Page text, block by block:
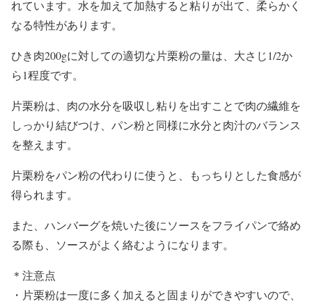
れています。水を加えて加熱すると粘りが出て、柔らかく
なる特性があります。
ひき肉200gに対しての適切な片栗粉の量は、大さじ1/2か
ら1程度です。
片栗粉は、肉の水分を吸収し粘りを出すことで肉の繊維を
しっかり結びつけ、パン粉と同様に水分と肉汁のバランス
を整えます。
片栗粉をパン粉の代わりに使うと、もっちりとした食感が
得られます。
また、ハンバーグを焼いた後にソースをフライパンで絡め
る際も、ソースがよく絡むようになります。
＊注意点
・片栗粉は一度に多く加えると固まりができやすいので、